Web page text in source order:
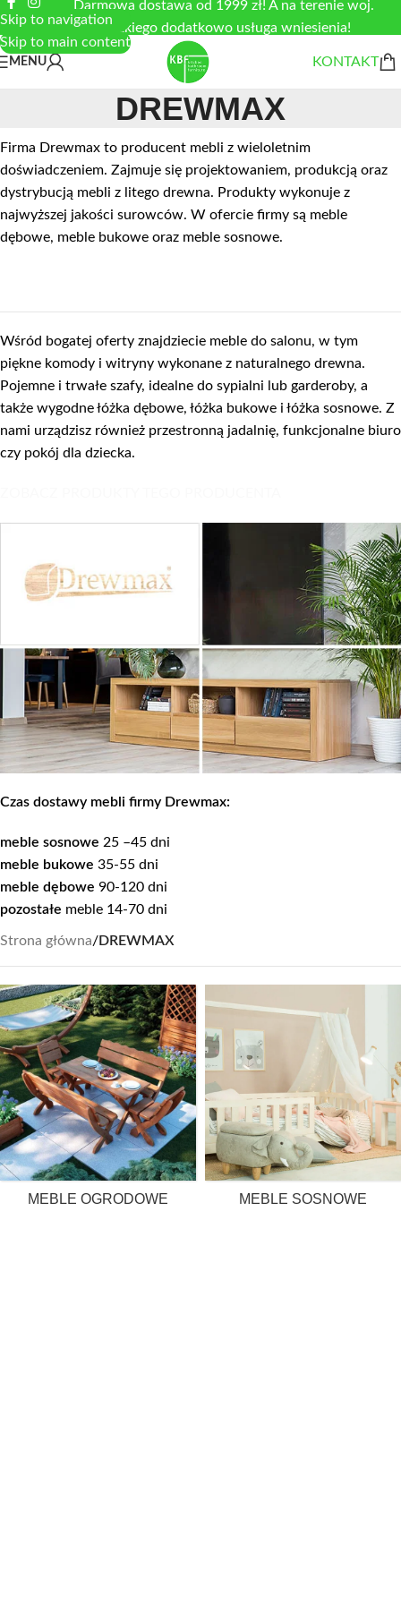
Skip to navigation
Skip to main content
Darmowa dostawa od 1999 zł! A na terenie woj.
łódzkiego dodatkowo usługa wniesienia!
MENU KONTAKT
DREWMAX
Firma Drewmax to producent mebli z wieloletnim
doświadczeniem. Zajmuje się projektowaniem, produkcją oraz
dystrybucją mebli z litego drewna. Produkty wykonuje z
najwyższej jakości surowców. W ofercie firmy są meble
dębowe, meble bukowe oraz meble sosnowe.
Wśród bogatej oferty znajdziecie meble do salonu, w tym
piękne komody i witryny wykonane z naturalnego drewna.
Pojemne i trwałe szafy, idealne do sypialni lub garderoby, a
także wygodne łóżka dębowe, łóżka bukowe i łóżka sosnowe. Z
nami urządzisz również przestronną jadalnię, funkcjonalne biuro
czy pokój dla dziecka.
Czas dostawy mebli firmy Drewmax:
meble sosnowe 25 –45 dni
meble bukowe 35-55 dni
meble dębowe 90-120 dni
pozostałe meble 14-70 dni
Strona główna/DREWMAX
MEBLE OGRODOWE MEBLE SOSNOWE